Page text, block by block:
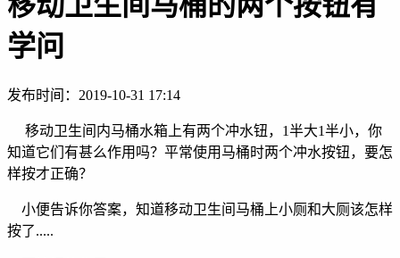
学问
发布时间： 2019-10-31 17:14
移动卫生间内马桶水箱上有两个冲水钮，1半大1半小，你
知道它们有甚么作用吗？平常使用马桶时两个冲水按钮，要怎
样按才正确？
小便告诉你答案，知道移动卫生间马桶上小厕和大厕该怎样
按了.....